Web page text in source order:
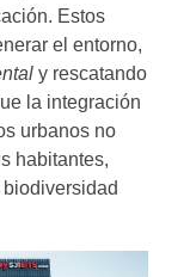
Estos
el entorno,
y rescatando
la integración
urbanos no
habitantes,